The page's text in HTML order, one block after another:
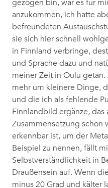
gezogen bin, war es für
anzukommen, ich hatte
befreundeten
sie sich hier schnell
in Finnland verbringe,
und Sprache dazu und
meiner Zeit in Oulu
mehr um kleinere Dinge,
und die ich als fehlende
Finnlandbild ergänze, das
Zusammensetzung
erkennbar ist, um der
Beispiel zu nennen, fällt
Selbstverständlichkeit in
Draußensein auf. Wenn
minus 20 Grad und kälter